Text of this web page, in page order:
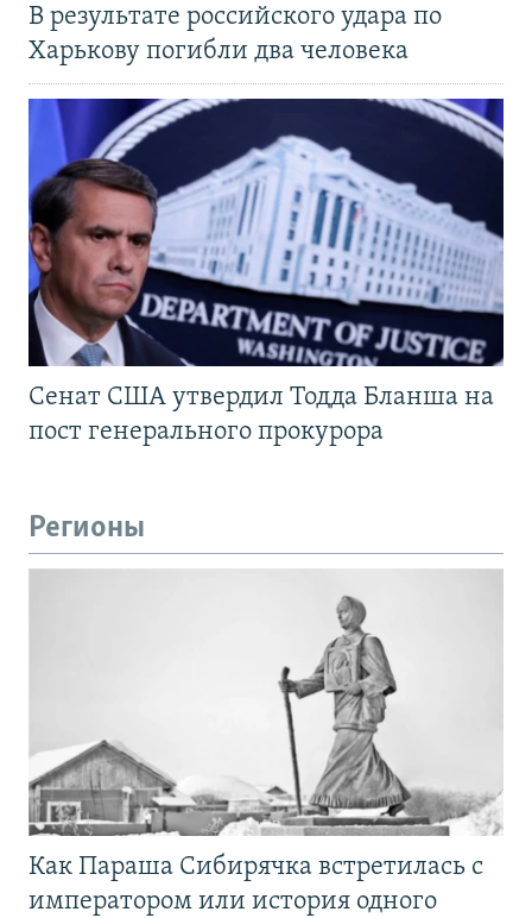
В результате российского удара по
Харькову погибли два человека
Сенат США утвердил Тодда Бланша на
пост генерального прокурора
Регионы
Как Параша Сибирячка встретилась с
императором или история одного